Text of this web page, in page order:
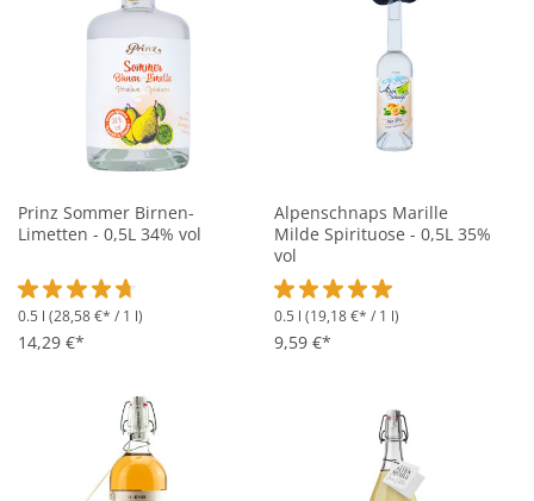
Prinz Sommer Birnen-
Limetten - 0,5L 34% vol
Durchschnittliche Bewertung von 4.6 von 5 Sternen
0.5 l (28,58 €* / 1 l)
14,29 €*
Alpenschnaps Marille
Milde Spirituose - 0,5L 35%
vol
Durchschnittliche Bewertung
0.5 l (19,18 €* / 1 l)
9,59 €*